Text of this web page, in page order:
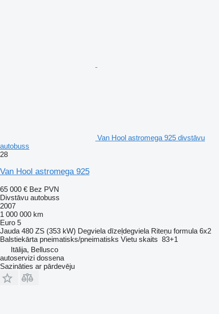
Van Hool astromega 925 divstāvu
autobuss
28
Van Hool astromega 925
65 000 € Bez PVN
Divstāvu autobuss
2007
1 000 000 km
Euro 5
Jauda 480 ZS (353 kW) Degviela dīzeļdegviela Riteņu formula 6x2
Balstiekārta pneimatisks/pneimatisks Vietu skaits 83+1
Itālija, Bellusco
autoservizi dossena
Sazināties ar pārdevēju